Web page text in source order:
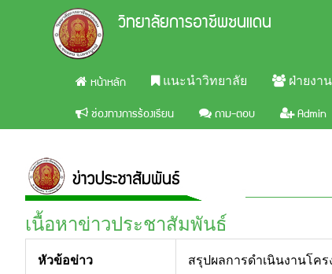
วิทยาลัยการอาชีพชนแดน
หน้าหลัก แนะนำวิทยาลัย ฝ่ายงา
ช่องทางการร้องเรียน
ถาม-ตอบ Admin
เนื้อหาข่าวประชาสัมพันธ์
หัวข้อข่าว สรุปผลการดำเนินงานโ